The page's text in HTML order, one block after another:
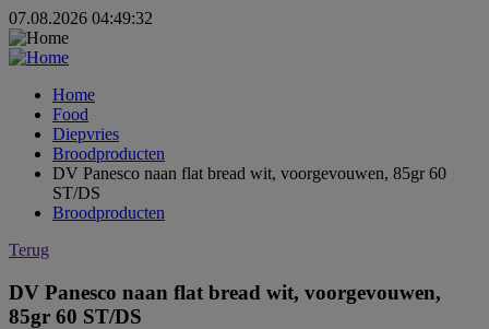
07.08.2026 04:49:32
Home
Food
Diepvries
Broodproducten
DV Panesco naan flat bread wit, voorgevouwen, 85gr 60
ST/DS
Broodproducten
Terug
DV Panesco naan flat bread wit, voorgevouwen,
85gr 60 ST/DS